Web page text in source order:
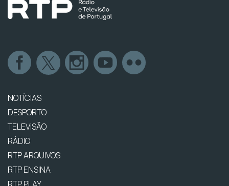
NOTÍCIAS
DESPORTO
TELEVISÃO
RÁDIO
RTP ARQUIVOS
RTP ENSINA